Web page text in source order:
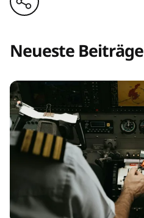
Neueste Beiträge